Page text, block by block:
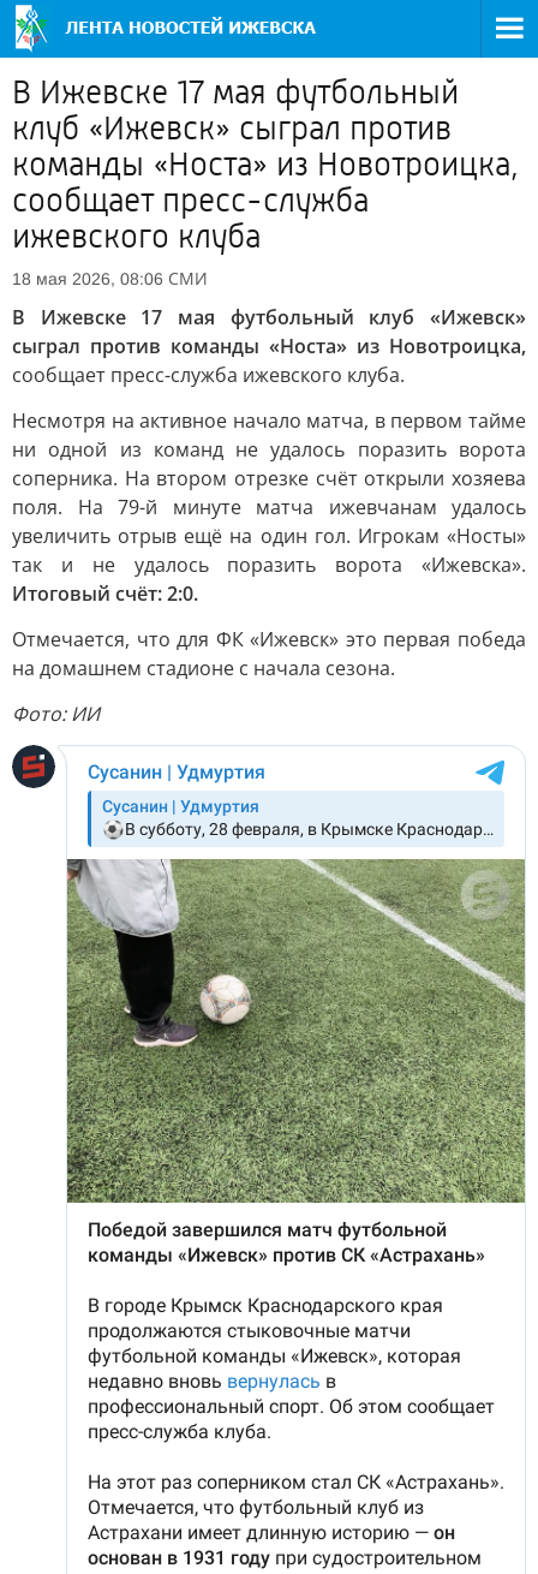
В Ижевске 17 мая футбольный
клуб «Ижевск» сыграл против
команды «Носта» из Новотроицка,
сообщает пресс-служба
ижевского клуба
18 мая 2026, 08:06 СМИ
В Ижевске 17 мая футбольный клуб «Ижевск»
сыграл против команды «Носта» из Новотроицка,
сообщает пресс-служба ижевского клуба.
Несмотря на активное начало матча, в первом тайме
ни одной из команд не удалось поразить ворота
соперника. На втором отрезке счёт открыли хозяева
поля. На 79-й минуте матча ижевчанам удалось
увеличить отрыв ещё на один гол. Игрокам «Носты»
так и не удалось поразить ворота «Ижевска».
Итоговый счёт: 2:0.
Отмечается, что для ФК «Ижевск» это первая победа
на домашнем стадионе с начала сезона.
Фото: ИИ